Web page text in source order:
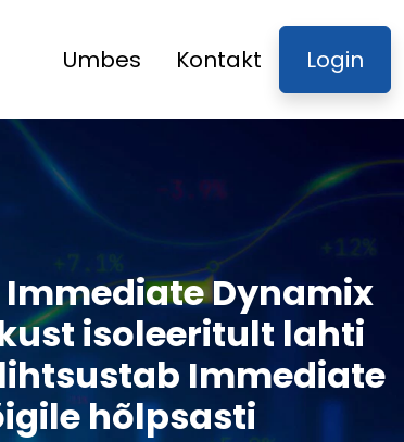
Umbes Kontakt Login
Dynamix
isoleeritult lahti
Immediate
hõlpsasti